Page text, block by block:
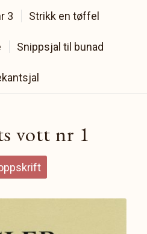
3 Strikk en tøffel
Snippsjal til bunad
vott nr 1